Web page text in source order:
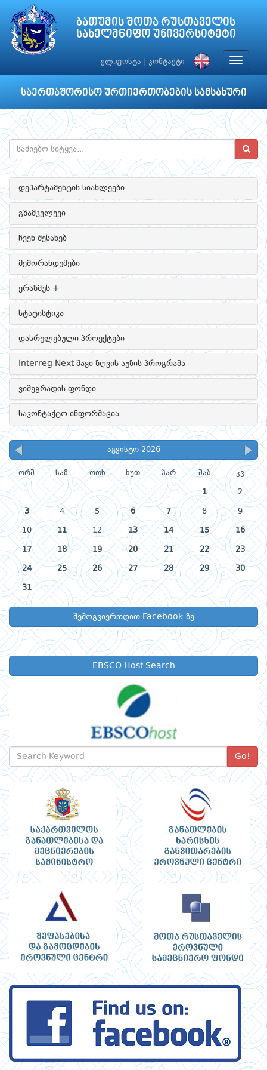
ბათუმის შოთა რუსთაველის
სახელმწიფო უნივერსიტეტი
ელ.ფოსტა კონტაქტი
Toggle
საერთაშორისო ურთიერთობების სამსახური
დეპარტამენტის სიახლეები
გზამკვლევი
ჩვენ შესახებ
მემორანდუმები
ერაზმუს +
სტატისტიკა
დასრულებული პროექტები
Interreg Next შავი ზღვის აუზის პროგრამა
ვიშეგრადის ფონდი
საკონტაქტო ინფორმაცია
აგვისტო 2026
ორშ სამ ოთხ ხუთ პარ შაბ კვ
1 2
3 4 5 6 7 8 9
10 11 12 13 14 15 16
17 18 19 20 21 22 23
24 25 26 27 28 29 30
31
შემოგვიერთდით Facebook-ზე
EBSCO Host Search
Go!